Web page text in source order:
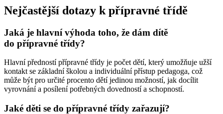
Nejčastější dotazy k přípravné třídě
Jaká je hlavní výhoda toho, že dám dítě
do přípravné třídy?
Hlavní předností přípravné třídy je počet dětí, který umožňuje užší
kontakt se základní školou a individuální přístup pedagoga, což
může být pro určité procento dětí jedinou možností, jak docílit
vyrovnání a posílení potřebných dovedností a schopností.
Jaké děti se do přípravné třídy zařazují?